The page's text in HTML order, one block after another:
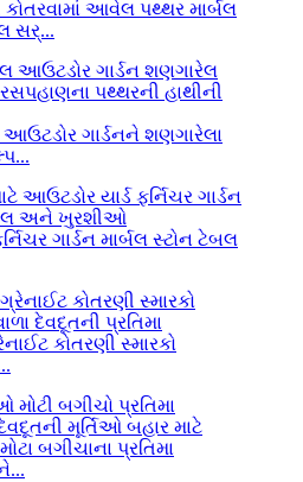
આવેલ પથ્થર માર્બલ
સર્...
આઉટડોર ગાર્ડનને શણગારેલા
ગાર્ડન માર્બલ સ્ટોન ટેબલ
કોતરણી સ્મારકો
બગીચાના પ્રતિમા